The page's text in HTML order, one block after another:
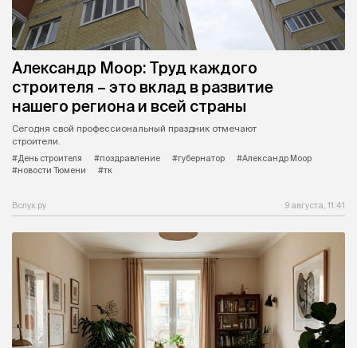
Александр Моор: Труд каждого
строителя – это вклад в развитие
нашего региона и всей страны
Сегодня свой профессиональный праздник отмечают
строители.
#День строителя
#поздравление #губернатор
#Александр Моор
#новости Тюмени
#тк
Вслух.ру 9 августа, 11:41